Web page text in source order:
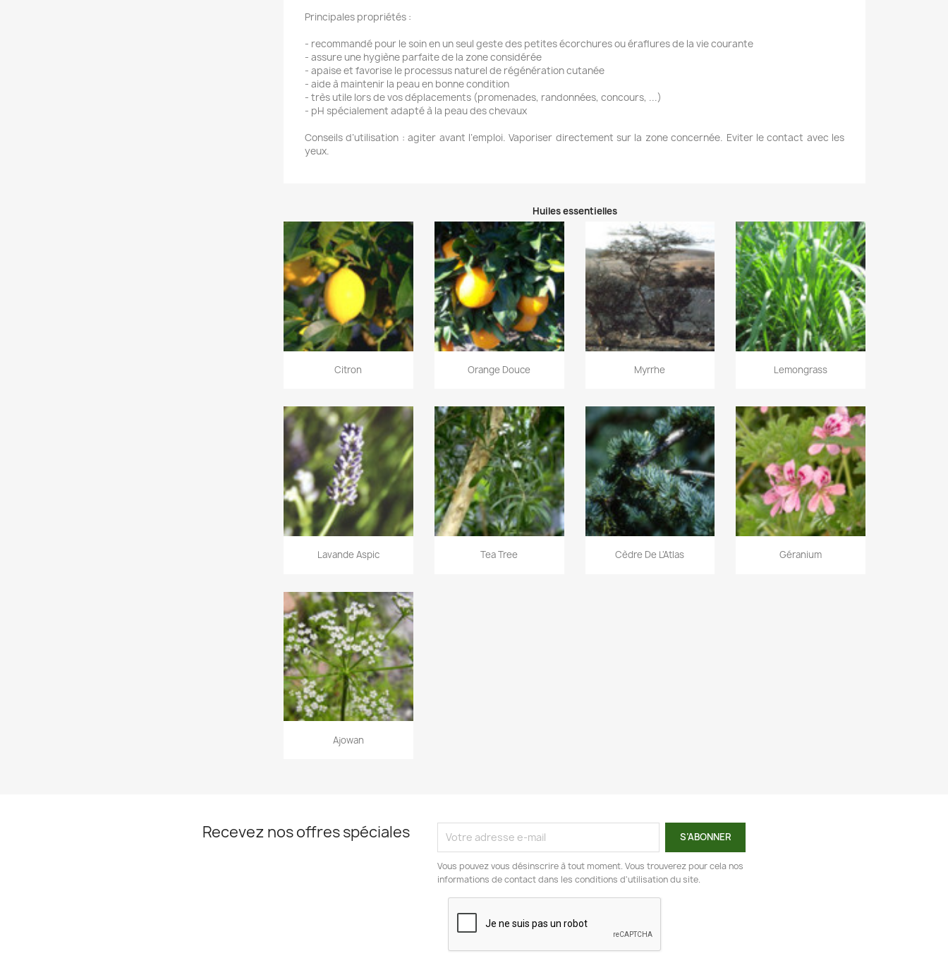
Principales propriétés :
- recommandé pour le soin en un seul geste des petites écorchures ou éraflures de la vie courante
- assure une hygiène parfaite de la zone considérée
- apaise et favorise le processus naturel de régénération cutanée
- aide à maintenir la peau en bonne condition
- très utile lors de vos déplacements (promenades, randonnées, concours, ...)
- pH spécialement adapté à la peau des chevaux
Conseils d’utilisation : agiter avant l’emploi. Vaporiser directement sur la zone concernée. Eviter le contact avec les
yeux.
Huiles essentielles
Citron Orange Douce Myrrhe Lemongrass
Lavande Aspic Tea Tree Cèdre De L'Atlas Géranium
Ajowan
Recevez nos offres spéciales
Vous pouvez vous désinscrire à tout moment. Vous trouverez pour cela nos
informations de contact dans les conditions d'utilisation du site.